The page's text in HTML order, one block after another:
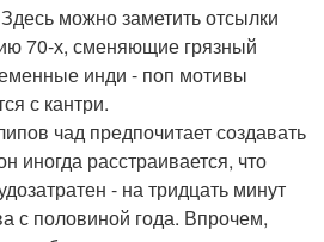
можно заметить отсылки
70-х, сменяющие грязный
инди - поп мотивы
с кантри.
чад предпочитает создавать
иногда расстраивается, что
- на тридцать минут
с половиной года. Впрочем,